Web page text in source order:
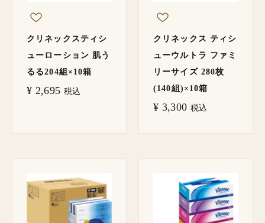
クリネックスティシ
ューローション 肌う
るる204組×10箱
¥ 2,695 税込
クリネックス ティシ
ューウルトラ ファミ
リーサイズ 280枚
(140組)×10箱
¥ 3,300 税込